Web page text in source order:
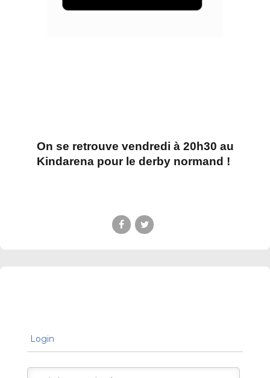
On se retrouve vendredi à 20h30 au
Kindarena pour le derby normand !
Login